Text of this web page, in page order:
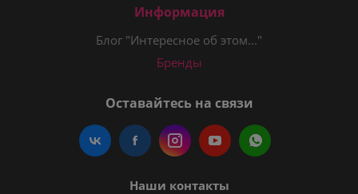
Информация
Блог "Интересное об этом..."
Бренды
Оставайтесь на связи
Наши контакты